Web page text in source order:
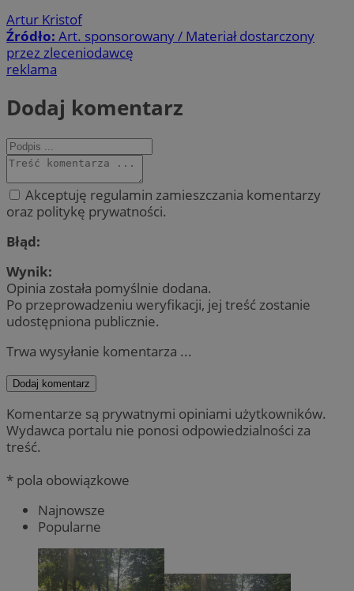
Artur Kristof
Źródło: Art. sponsorowany / Materiał dostarczony
przez zleceniodawcę
reklama
Dodaj komentarz
Akceptuję regulamin zamieszczania komentarzy
oraz politykę prywatności.
Błąd:
Wynik:
Opinia została pomyślnie dodana.
Po przeprowadzeniu weryfikacji, jej treść zostanie
udostępniona publicznie.
Trwa wysyłanie komentarza ...
Dodaj komentarz
Komentarze są prywatnymi opiniami użytkowników.
Wydawca portalu nie ponosi odpowiedzialności za
treść.
* pola obowiązkowe
Najnowsze
Popularne